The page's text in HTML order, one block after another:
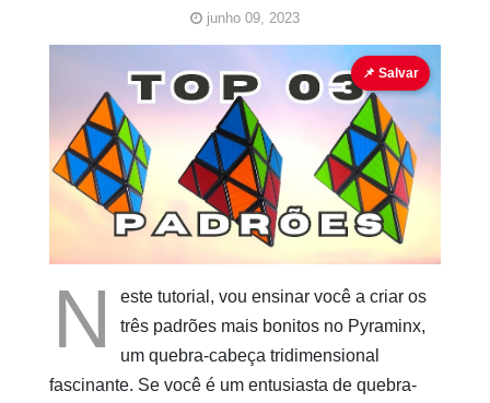
junho 09, 2023
Cubo Mágico Pyraminx Tutorial
Pinturas
do
AUwe
📌 Salvar
N
este tutorial, vou ensinar você a criar os
três padrões mais bonitos no Pyraminx,
um quebra-cabeça tridimensional
fascinante. Se você é um entusiasta de quebra-